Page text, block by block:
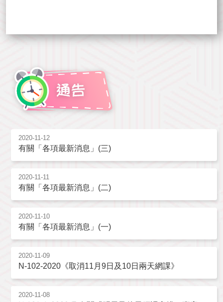
2020-11-12
有關「各項最新消息」(三)
2020-11-11
有關「各項最新消息」(二)
2020-11-10
有關「各項最新消息」(一)
2020-11-09
N-102-2020《取消11月9日及10日兩天網課》
2020-11-08